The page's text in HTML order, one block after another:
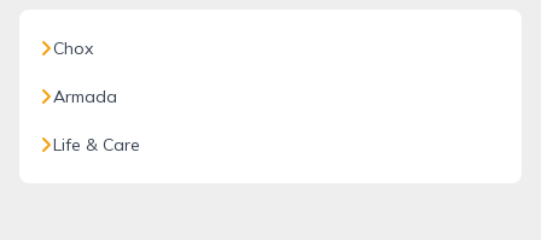
Chox
Armada
Life & Care